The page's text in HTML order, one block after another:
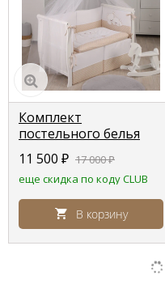
Комплект
постельного белья
Lepre Sweet bears , 7
предметов,кремовый
горошек,
расширенная
комплектация
11 500 ₽ 17 000₽
еще скидка по коду CLUB
В корзину